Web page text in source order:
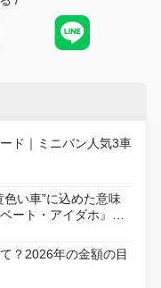
ド｜ミニバン人気3車
い車”に込めた意味
ート・アイダホ』が
復活
？2026年の金額の目